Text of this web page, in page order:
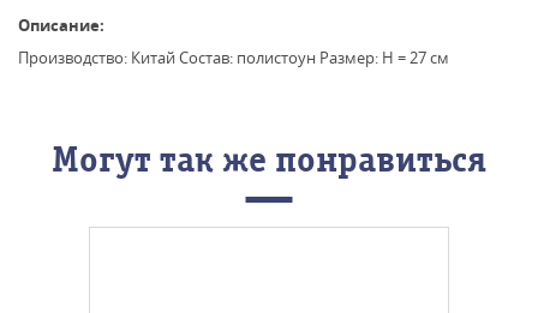
Описание:
Производство: Китай Состав: полистоун Размер: H = 27 см
Могут так же понравиться